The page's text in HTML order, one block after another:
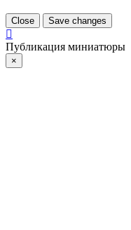
Close Save changes
Публикация миниатюры
×